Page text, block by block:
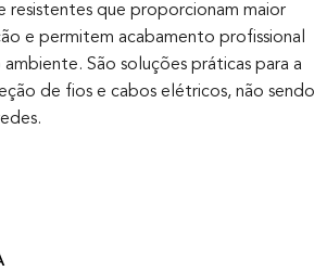
que proporcionam maior
e permitem acabamento profissional
São soluções práticas para a
de fios e cabos elétricos, não sendo